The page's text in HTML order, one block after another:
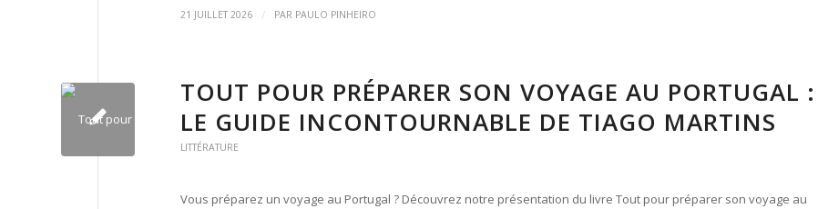
21 JUILLET 2026 / PAR PAULO PINHEIRO
TOUT POUR PRÉPARER SON VOYAGE AU PORTUGAL :
LE GUIDE INCONTOURNABLE DE TIAGO MARTINS
LITTÉRATURE
Vous préparez un voyage au Portugal ? Découvrez notre présentation du livre Tout pour préparer son voyage au